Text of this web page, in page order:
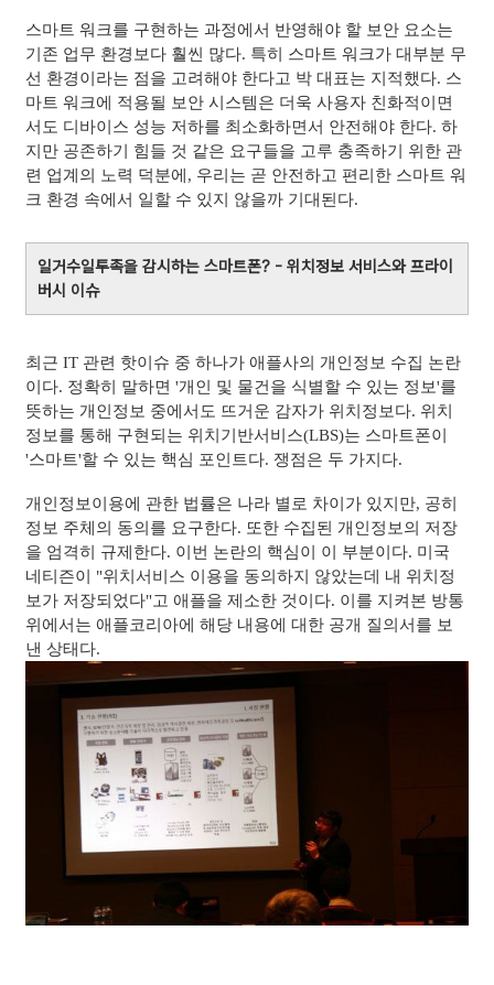
스마트 워크를 구현하는 과정에서 반영해야 할 보안 요소는
기존 업무 환경보다 훨씬 많다. 특히 스마트 워크가 대부분 무
선 환경이라는 점을 고려해야 한다고 박 대표는 지적했다. 스
마트 워크에 적용될 보안 시스템은 더욱 사용자 친화적이면
서도 디바이스 성능 저하를 최소화하면서 안전해야 한다. 하
지만 공존하기 힘들 것 같은 요구들을 고루 충족하기 위한 관
련 업계의 노력 덕분에, 우리는 곧 안전하고 편리한 스마트 워
크 환경 속에서 일할 수 있지 않을까 기대된다.
일거수일투족을 감시하는 스마트폰? - 위치정보 서비스와 프라이
버시 이슈
최근 IT 관련 핫이슈 중 하나가 애플사의 개인정보 수집 논란
이다. 정확히 말하면 '개인 및 물건을 식별할 수 있는 정보'를
뜻하는 개인정보 중에서도 뜨거운 감자가 위치정보다. 위치
정보를 통해 구현되는 위치기반서비스(LBS)는 스마트폰이
'스마트'할 수 있는 핵심 포인트다. 쟁점은 두 가지다.
개인정보이용에 관한 법률은 나라 별로 차이가 있지만, 공히
정보 주체의 동의를 요구한다. 또한 수집된 개인정보의 저장
을 엄격히 규제한다. 이번 논란의 핵심이 이 부분이다. 미국
네티즌이 "위치서비스 이용을 동의하지 않았는데 내 위치정
보가 저장되었다"고 애플을 제소한 것이다. 이를 지켜본 방통
위에서는 애플코리아에 해당 내용에 대한 공개 질의서를 보
낸 상태다.